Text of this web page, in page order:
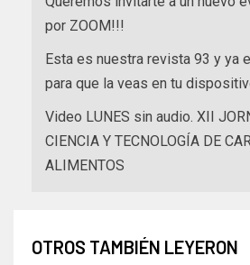
por ZOOM!!!
Esta es nuestra revista 93 y ya
para que la veas en tu
Video LUNES sin audio. XII
CIENCIA Y TECNOLOGÍA DE
ALIMENTOS
OTROS TAMBIÉN LEYERON